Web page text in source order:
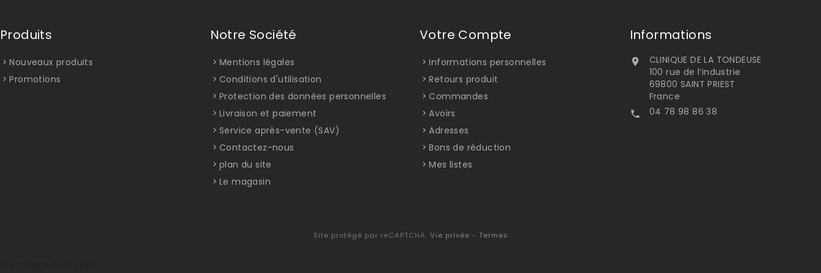
Produits
Nouveaux produits
Promotions
Notre Société
Mentions légales
Conditions d'utilisation
Protection des données personnelles
Livraison et paiement
Service après-vente (SAV)
Contactez-nous
plan du site
Le magasin
Votre Compte
Informations personnelles
Retours produit
Commandes
Avoirs
Adresses
Bons de réduction
Mes listes
Informations

CLINIQUE DE LA TONDEUSE
100 rue de l’industrie
69800 SAINT PRIEST
France
 04 78 98 86 38
Site protégé par reCAPTCHA. Vie privée - Termes